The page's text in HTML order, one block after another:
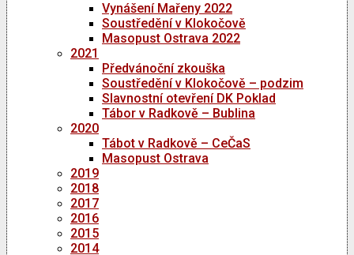
Vynášení Mařeny 2022
Soustředění v Klokočově
Masopust Ostrava 2022
2021
Předvánoční zkouška
Soustředění v Klokočově – podzim
Slavnostní otevření DK Poklad
Tábor v Radkově – Bublina
2020
Tábot v Radkově – CeČaS
Masopust Ostrava
2019
2018
2017
2016
2015
2014